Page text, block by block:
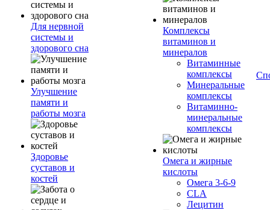
Для нервной
системы и
здорового сна
Улучшение
памяти и
работы мозга
Здоровье
суставов и
костей
Комплексы
витаминов и
минералов
Витаминные
комплексы
Минеральные
комплексы
Витаминно-
минеральные
комплексы
Омега и жирные
кислоты
Омега 3-6-9
CLA
Лецитин